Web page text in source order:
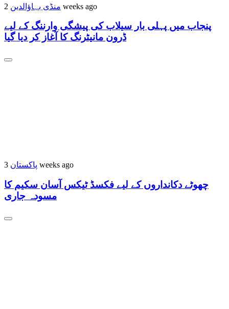
منڈی بہاؤالدین 2 weeks ago
پنجاب میں پہلی بار سیلاب کی پیشگی وارننگ کے لیے
ڈرون مانیٹرنگ کا آغاز کر دیا گیا
پاکستان 3 weeks ago
چھوٹے دکانداروں کے لیے فکسڈ ٹیکس آسان سکیم کا
مسودہ جاری